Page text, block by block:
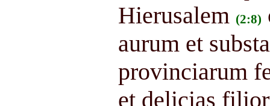
Hierusalem (2:8)
aurum et
provinciarum
et delicias